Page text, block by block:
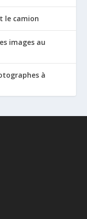
le camion
images au
à